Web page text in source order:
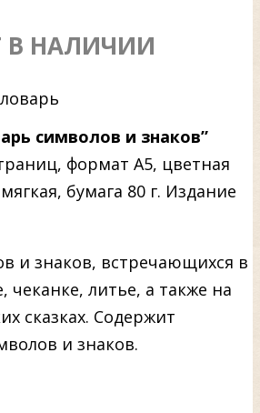
В НАЛИЧИИ
символов и знаков”
формат А5, цветная
бумага 80 г. Издание
и знаков, встречающихся в
чеканке, литье, а также на
сказках. Содержит
и знаков.